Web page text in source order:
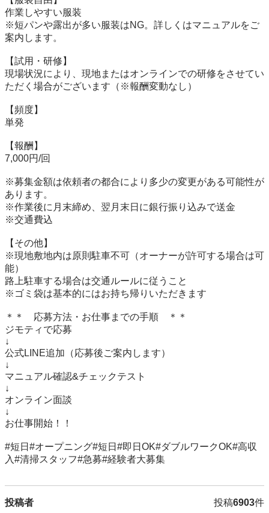
作業しやすい服装
※短パンや露出が多い服装はNG。詳しくはマニュアルをご
案内します。
【試用・研修】
現場状況により、現地またはオンラインでの研修をさせてい
ただく場合がございます（※報酬変動なし）
【頻度】
単発
【報酬】
7,000円/回
※募集金額は依頼者の都合により多少の変更がある可能性が
あります。
※作業後に月末締め、翌月末日に銀行振り込みで送金
※交通費込
【その他】
※現地敷地内は原則駐車不可（オーナーが許可する場合は可
能）
路上駐車する場合は交通ルールに従うこと
※ゴミ袋は基本的にはお持ち帰りいただきます
＊＊　応募方法・お仕事までの手順　＊＊
ジモティで応募
↓
公式LINE追加（応募後ご案内します）
↓
マニュアル確認&チェックテスト
↓
オンライン面談
↓
お仕事開始！！
#短日#オープニング#短日#即日OK#ダブルワークOK#高収
入#清掃スタッフ#急募#経験者大募集
投稿者 投稿6903件